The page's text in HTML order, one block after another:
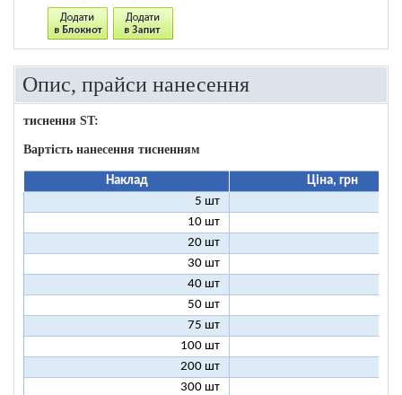
Опис, прайси нанесення
тиснення ST:
Вартість нанесення тисненням
Наклад
Ціна, грн
5 шт
10 шт
20 шт
30 шт
40 шт
50 шт
75 шт
100 шт
200 шт
300 шт